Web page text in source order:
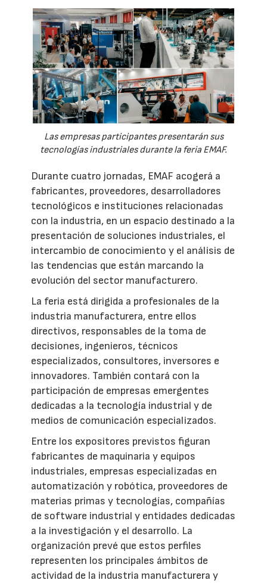
Las empresas participantes presentarán sus
tecnologías industriales durante la feria EMAF.
Durante cuatro jornadas, EMAF acogerá a
fabricantes, proveedores, desarrolladores
tecnológicos e instituciones relacionadas
con la industria, en un espacio destinado a la
presentación de soluciones industriales, el
intercambio de conocimiento y el análisis de
las tendencias que están marcando la
evolución del sector manufacturero.
La feria está dirigida a profesionales de la
industria manufacturera, entre ellos
directivos, responsables de la toma de
decisiones, ingenieros, técnicos
especializados, consultores, inversores e
innovadores. También contará con la
participación de empresas emergentes
dedicadas a la tecnología industrial y de
medios de comunicación especializados.
Entre los expositores previstos figuran
fabricantes de maquinaria y equipos
industriales, empresas especializadas en
automatización y robótica, proveedores de
materias primas y tecnologías, compañías
de software industrial y entidades dedicadas
a la investigación y el desarrollo. La
organización prevé que estos perfiles
representen los principales ámbitos de
actividad de la industria manufacturera y